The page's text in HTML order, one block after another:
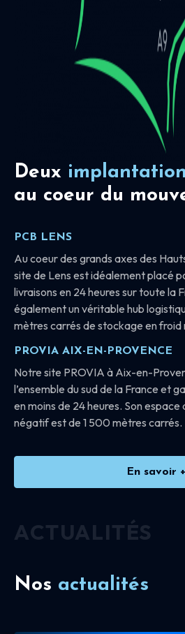
Deux
au coeur du
PCB LENS
Au coeur des grands axes des
site de Lens est idéalement placé
livraisons en 24 heures sur toute la
également un véritable hub
mètres carrés de stockage en froid
PROVIA AIX-EN-PROVENCE
Notre site PROVIA à Aix-en-
l’ensemble du sud de la France et
en moins de 24 heures. Son
négatif est de 1 500 mètres carrés.
En savoir +
ACTUALITÉS
Nos actualités